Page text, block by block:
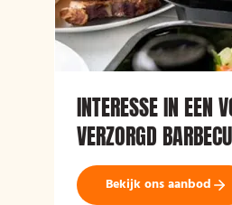
INTERESSE IN EEN
VERZORGD
Bekijk ons aanbod